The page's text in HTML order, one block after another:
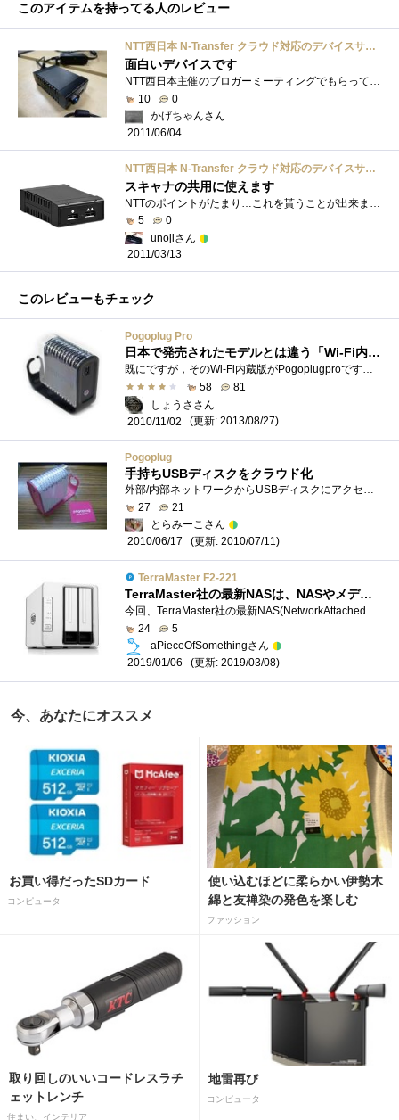
このアイテムを持ってる人のレビュー
NTT西日本 N-Transfer クラウド対応のデバイスサーバー ブラック PS-NT100
面白いデバイスです
NTT西日本主催のブロガーミーティングでもらってきました。このN-TRANSFERとSONYのデジタルフォトフレーム、ファイル共有サービス「FileJet」を連携�...
10
0
かげちゃんさん
2011/06/04
NTT西日本 N-Transfer クラウド対応のデバイスサーバー ブラック PS-NT100
スキャナの共用に使えます
5
0
unojiさん
2011/03/13
このレビューもチェック
Pogoplug Pro
日本で発売されたモデルとは違う「Wi-Fi内蔵」が "Pro" です！ しかも…"Pro" は販売終了したので既にレアもの(笑)
既にですが，そのWi-Fi内蔵版がPogoplugproです．色もピンクからダークグレイになり，しょうさ好みになりました^^)※日本版は最初からダークグレー�...
58
81
しょうささん
2010/11/02
(更新: 2013/08/27)
Pogoplug
手持ちUSBディスクをクラウド化
外部/内部ネットワークからUSBディスクにアクセス可能にするユニットです。【購入】日本では、まだ、発売されていないので、Amazon.comから買いま...
27
21
とらみーこさん
2010/06/17
(更新: 2010/07/11)
TerraMaster F2-221
TerraMaster社の最新NASは、NASやメディアサーバとしては申し分ない性能です。OSも頻繁に更新されているので今後に大いに期待が持てる１台です。
今回、TerraMaster社の最新NAS(NetworkAttachedStorage)であるF2-221のレビューに選出していただきました。僕自身は10年程前にNASを購入したことがありますが�...
24
5
aPieceOfSomethingさん
2019/01/06
(更新: 2019/03/08)
今、あなたにオススメ
お買い得だったSDカード
コンピュータ
使い込むほどに柔らかい伊勢木
綿と友禅染の発色を楽しむ
ファッション
取り回しのいいコードレスラチ
ェットレンチ
住まい、インテリア
地雷再び
コンピュータ